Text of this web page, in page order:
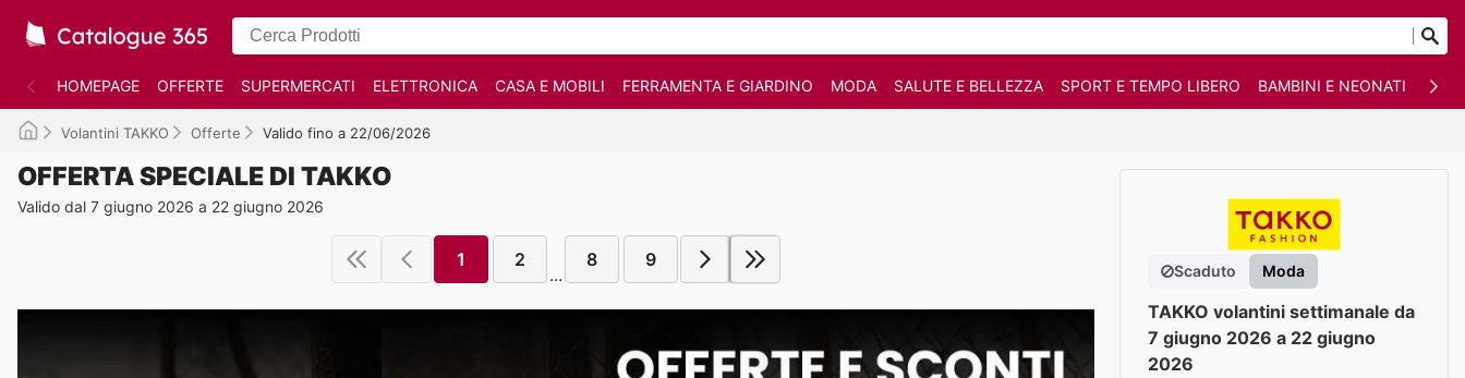
HOMEPAGE OFFERTE SUPERMERCATI ELETTRONICA CASA E MOBILI FERRAMENTA E GIARDINO MODA SALUTE E BELLEZZA SPORT E TEMPO LIBERO BAMBINI E NEONATI
Volantini TAKKO Offerte Valido fino a 22/06/2026
OFFERTA SPECIALE DI TAKKO
Valido dal 7 giugno 2026 a 22 giugno 2026
1 2
...
8 9
Scaduto Moda
TAKKO volantini settimanale da
7 giugno 2026 a 22 giugno
2026